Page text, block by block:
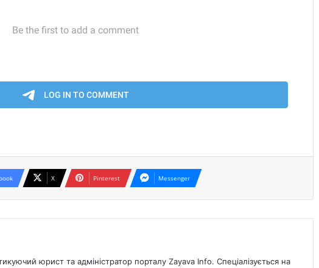
X Pinterest Messenger
юрист та адміністратор порталу Zayava Info. Спеціалізується на